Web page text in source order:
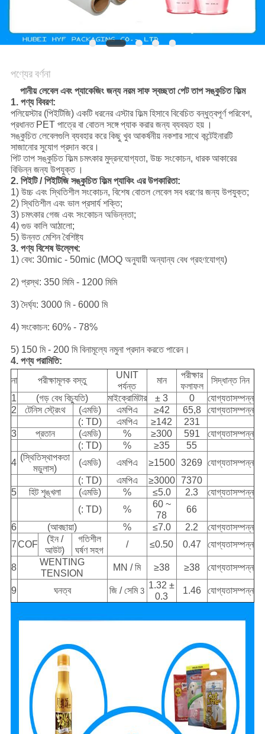
পণ্যের বর্ণনা
পানীয় লেবেল এবং প্যাকেজিং জন্য নরম সাফ স্বচ্ছতা পেট তাপ সঙ্কুচিত ফিল্ম
1. পণ্য বিবরণ:
পলিয়েস্টার (পিইটিজি) একটি ধরনের এস্টার ফিল্ম হিসাবে বিবেচিত বন্ধুত্বপূর্ণ পরিবেশ,
প্রধানত PET পাত্রে বা বোতল সঙ্গেপ্যাক করার জন্য ব্যবহৃত হয় ।
সঙ্কুচিত লেবেলগুলি ব্যবহার করে কিছু খুব আকর্ষনীয় নকশার সাথে কন্টেইনারটি
সাজানোর সুযোগ প্রদান করে।
পিট তাপ সঙ্কুচিত ফিল্ম চমৎকার মুদ্রনযোগ্যতা, উচ্চ সংকোচন, ধারকআকারের
বিভিন্ন জন্য উপযুক্ত ।
2. পিইটি / পিইটিজি সঙ্কুচিত ফিল্ম প্যাকিং এর উপকারিতা:
1) উচ্চ এবং স্থিতিশীল সংকোচন, বিশেষ বোতল লেবেল সব ধরণের জন্য উপযুক্ত;
2) স্থিতিশীল এবং ভাল প্রসার্য শক্তি;
3) চমৎকার গেজ এবং সংকোচন অভিন্নতা;
4) গুড কালি আঠালো;
5) উন্নত মেশিন বৈশিষ্ট্য
3. পণ্য বিশেষ উল্লেখ:
1) বেধ: 30mic - 50mic (MOQ অনুযায়ী অন্যান্য বেধ গ্রহণযোগ্য)
2) প্রস্থ: 350 মিমি - 1200 মিমি
3) দৈর্ঘ্য: 3000 মি - 6000 মি
4) সংকোচন: 60% - 78%
5) 150 মি - 200 মি বিনামূল্যে নমুনা প্রদান করতে পারেন।
4. পণ্য পরামিতি:
না
পরীক্ষামূলক বস্তু
UNIT
পর্যন্ত
মান
পরীক্ষার
ফলাফল
সিদ্ধান্ত নিন
1
(গড় বেধ বিচ্যুতি) মাইক্রোমিটার ± 3 0
যোগ্যতাসম্পন্ন
2
টেনিস স্ট্রেংথ (এমডি) এমপিএ ≥42 65,8
যোগ্যতাসম্পন্ন
(: TD)
এমপিএ ≥142
231
3
প্রতান (এমডি) % ≥300 591
যোগ্যতাসম্পন্ন
(: TD)
% ≥35
55
4
(স্থিতিস্থাপকতা
মডুলাস)
(এমডি) এমপিএ ≥1500 3269 যোগ্যতাসম্পন্ন
(: TD)
এমপিএ ≥3000
7370
5
হিট শৃঙ্খলা (এমডি) % ≤5.0 2.3
যোগ্যতাসম্পন্ন
(: TD)
%
60 ~
78
66
6
(আবছায়া) % ≤7.0 2.2
যোগ্যতাসম্পন্ন
7COF
(ইন /
আউট)
গতিশীল
ঘর্ষণ সহগ
/ ≤0.50 0.47 যোগ্যতাসম্পন্ন
8
WENTING
TENSION
MN / মি ≥38 ≥38 যোগ্যতাসম্পন্ন
9 ঘনত্ব জি / সেমি3
1.32 ±
0.3
1.46 যোগ্যতাসম্পন্ন